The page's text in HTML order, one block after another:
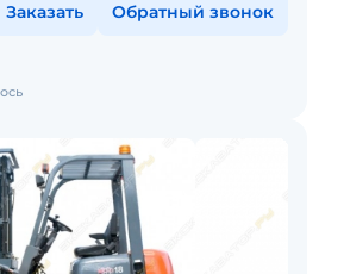
Заказать Обратный звонок